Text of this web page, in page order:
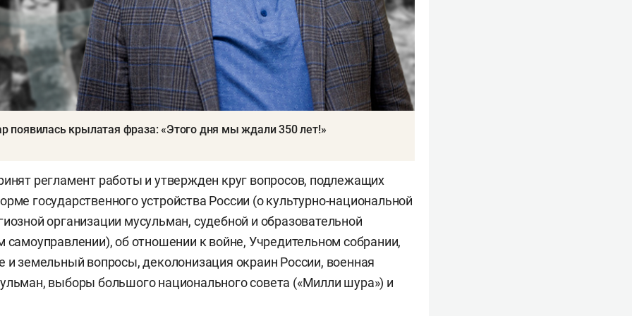
появилась крылатая фраза: «Этого дня мы ждали 350 лет!»
регламент работы и утвержден круг вопросов, подлежащих
государственного устройства России (о культурно-национальной
организации мусульман, судебной и образовательной
самоуправлении), об отношении к войне, Учредительном собрании,
и земельный вопросы, деколонизация окраин России, военная
выборы большого национального совета («Милли шура») и